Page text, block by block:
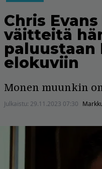
Chris
väitteitä
paluustaan
elokuviin
Monen muunkin
Julkaistu: 29.11.2023 07:30